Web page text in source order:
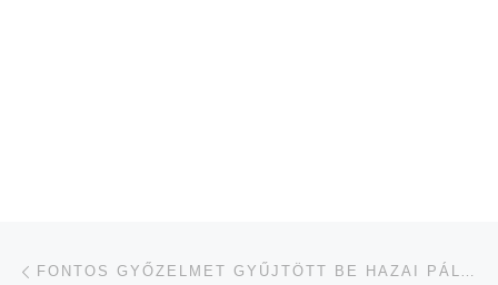
Navigálás a bejegyzések között FONTOS GYŐZELMET GYŰJTÖTT BE HAZAI PÁLYÁN A GYULAI KÉZILABDACSAPAT